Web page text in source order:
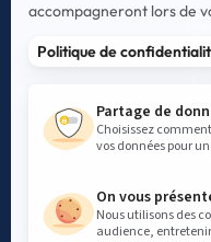
Xelya obtient la